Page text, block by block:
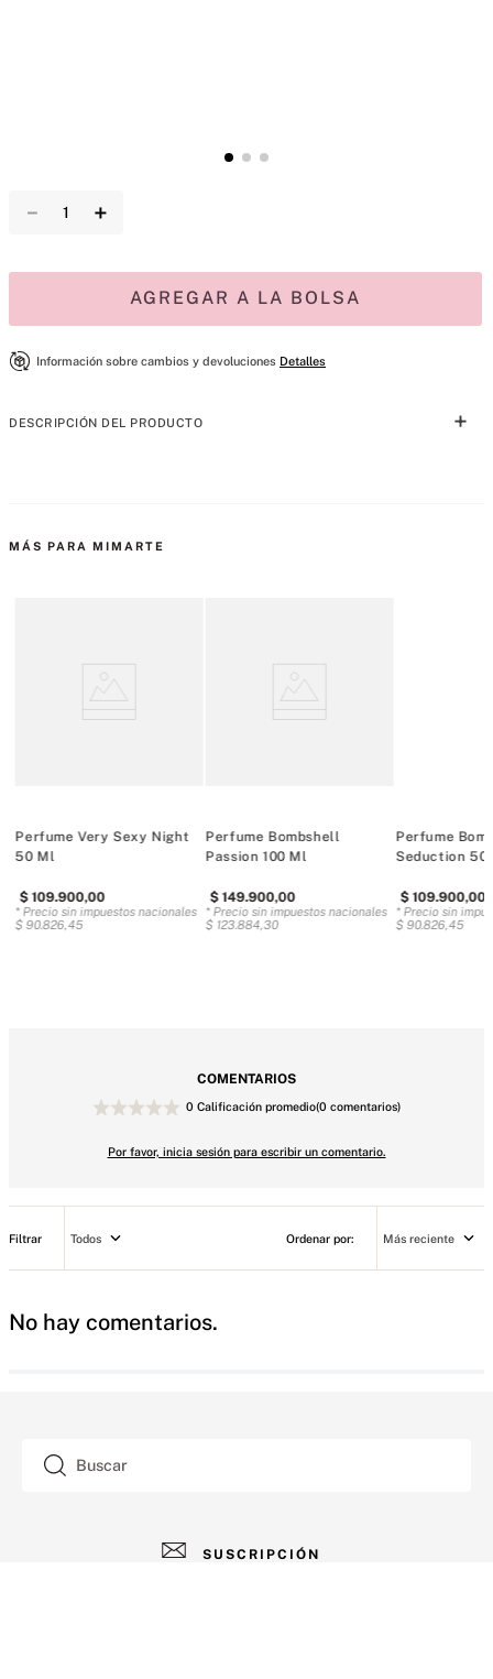
＋
－
AGREGAR A LA BOLSA
Información sobre cambios y devoluciones Detalles
DESCRIPCIÓN DEL PRODUCTO
indulgencia.
Tipo de fragancia: Chipre Floral Afrutado
Doméstico
categoría de fragancias en ventas minoristas totales, en
unidades de volumen vendidas, marca global.
MÁS PARA MIMARTE
Perfume Very Sexy Night
50 Ml
$ 109.900,00
* Precio sin impuestos nacionales
$ 90.826,45
Perfume Bombshell
Passion 100 Ml
$ 149.900,00
* Precio sin impuestos nacionales
$ 123.884,30
Perfume
Seduction 50
$ 109.900,00
* Precio sin
$ 90.826,45
COMENTARIOS
0 Calificación promedio(0 comentarios)
Por favor, inicia sesión para escribir un comentario.
Más reciente
Todos
No hay comentarios.
Buscar
SUSCRIPCIÓN